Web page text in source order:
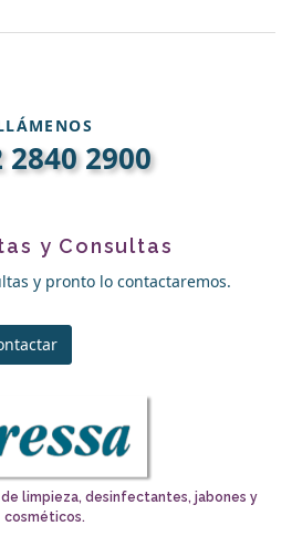
2840 2900
y Consultas
y pronto lo contactaremos.
limpieza, desinfectantes, jabones y
cosméticos.